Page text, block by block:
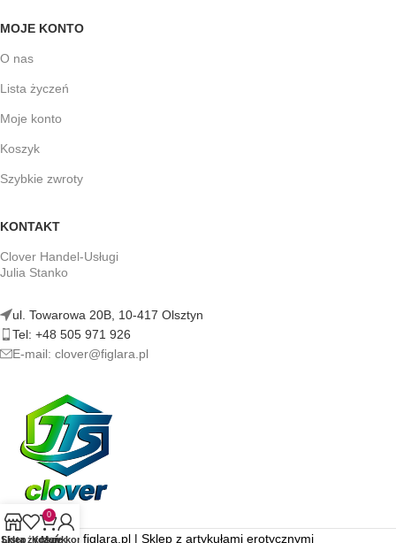
MOJE KONTO
O nas
Lista życzeń
Moje konto
Koszyk
Szybkie zwroty
KONTAKT
Clover Handel-Usługi
Julia Stanko
ul. Towarowa 20B, 10-417 Olsztyn
Tel: +48 505 971 926
E-mail: clover@figlara.pl
figlara.pl | Sklep z artykułami erotycznymi
Sklep
Lista życzeń
0
Koszyk
Moje konto